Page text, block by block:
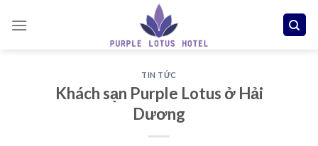
TIN TỨC
Khách sạn Purple Lotus ở Hải
Dương